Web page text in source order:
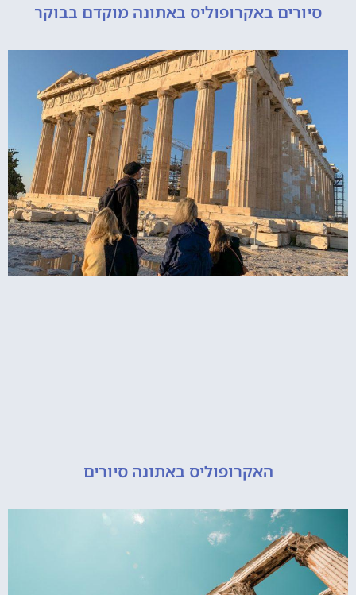
באקרופוליס באתונה מוקדם בבוקר
האקרופוליס באתונה סיורים